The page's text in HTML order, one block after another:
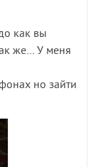
как вы
же… У меня
но зайти